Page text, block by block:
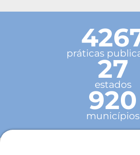
práticas
27
estados
920
municípios